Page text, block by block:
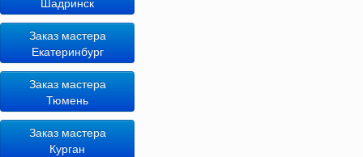
Заказ мастера
Екатеринбург
Заказ мастера
Тюмень
Заказ мастера
Курган